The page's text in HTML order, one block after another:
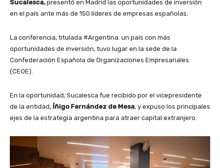
Sucalesca,presentó en Madrid las oportunidades de inversión
en el país ante más de 150 líderes de empresas españolas.
La conferencia, titulada #Argentina: un país con más
oportunidades de inversión, tuvo lugar en la sede de la
Confederación Española de Organizaciones Empresariales
(CEOE).
En la oportunidad, Sucalesca fue recibido por el vicepresidente
de la entidad, Íñigo Fernández de Mesa, y expuso los principales
ejes de la estrategia argentina para atraer capital extranjero.